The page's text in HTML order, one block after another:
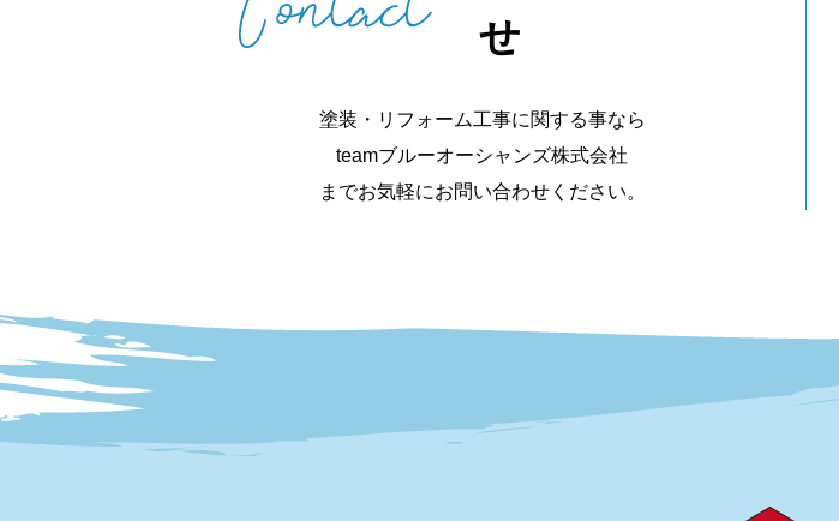
せ
塗装・リフォーム工事に関する事なら
teamブルーオーシャンズ株式会社
までお気軽にお問い合わせください。